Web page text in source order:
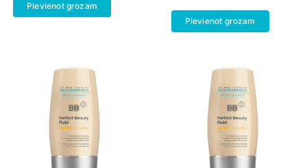
Pievienot grozam
Pievienot grozam